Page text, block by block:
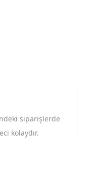
siparişlerde
kolaydır.